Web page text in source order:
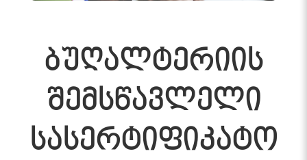
ბუღალტერიის
შემსწავლელი
სასერტიფიკატო